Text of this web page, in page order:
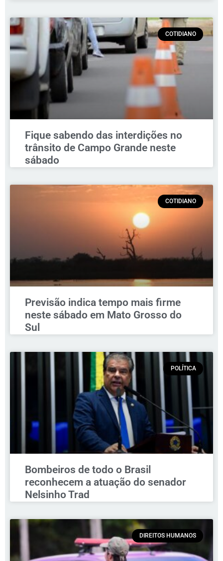
COTIDIANO
Fique sabendo das interdições no
trânsito de Campo Grande neste
sábado
COTIDIANO
Previsão indica tempo mais firme
neste sábado em Mato Grosso do
Sul
POLÍTICA
Bombeiros de todo o Brasil
reconhecem a atuação do senador
Nelsinho Trad
DIREITOS HUMANOS